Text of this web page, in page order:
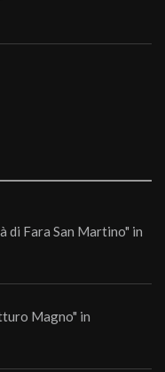
di Fara San Martino" in
Magno" in